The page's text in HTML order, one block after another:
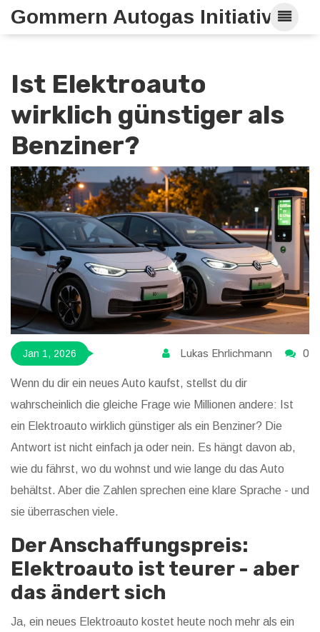
Gommern Autogas Initiative
Ist Elektroauto
wirklich günstiger als
Benziner?
Jan 1, 2026 Lukas Ehrlichmann 0
Wenn du dir ein neues Auto kaufst, stellst du dir
wahrscheinlich die gleiche Frage wie Millionen andere: Ist
ein Elektroauto wirklich günstiger als ein Benziner? Die
Antwort ist nicht einfach ja oder nein. Es hängt davon ab,
wie du fährst, wo du wohnst und wie lange du das Auto
behältst. Aber die Zahlen sprechen eine klare Sprache - und
sie überraschen viele.
Der Anschaffungspreis:
Elektroauto ist teurer - aber
das ändert sich
Ja, ein neues Elektroauto kostet heute noch mehr als ein